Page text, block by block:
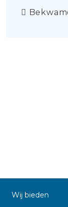
Wij bieden